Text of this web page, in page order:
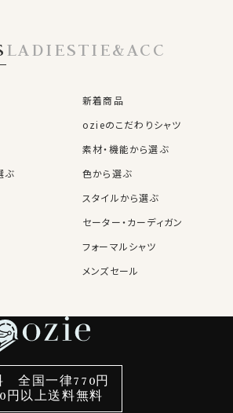
LADIESTIE&ACC
新着商品
ozieのこだわりシャツ
素材・機能から選ぶ
ぶ
色から選ぶ
スタイルから選ぶ
セーター・カーディガン
フォーマルシャツ
メンズセール
袖・カフス型から選ぶ
カジュアルシャツ
カフスボタン
バッグ
ストール・マフラー
全国一律770円
円以上送料無料